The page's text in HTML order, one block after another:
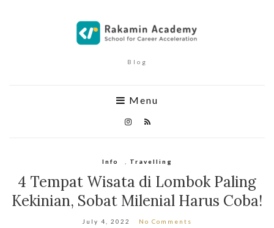
Blog
Menu
Info Travelling
4 Tempat Wisata di Lombok Paling
Kekinian, Sobat Milenial Harus Coba!
July 4, 2022 No Comments